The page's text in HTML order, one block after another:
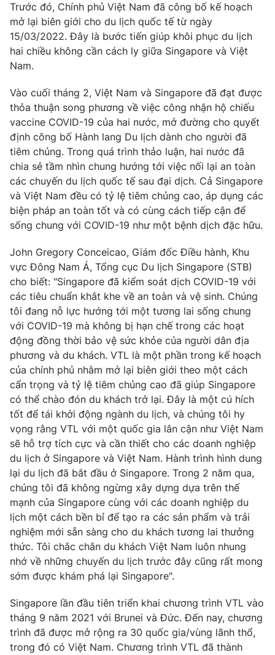
Khán giả
Giải sao mai
Âm nhạc
Sao
Du lịch
Làm đẹp
Chất lượng cuộc sống
Giáo dục
Tuyển sinh
Công nghệ
Hitech Công nghệ tương lai
Sản phẩm
Thị trường
Tư vấn
Giao lưu trực tuyến
Lịch phát sóng
Chuyên mục khác
Emagazine Podcast
Video Shorts video
VTV Money VTV Thể thao
VTV Sức khoẻ Bất động sản
Thị trường 24h Tấm lòng Việt
VTV4 Vươn mình bằng AI
VTV9 VTV8
Liên hệ tòa soạn English
THỜI BÁO VTV
Cơ quan chủ quản: Đài Truyền hình Việt Nam
Cơ quan báo chí:Thời báo VTV
Trước đó, Chính phủ Việt Nam đã công bố kế hoạch
mở lại biên giới cho du lịch quốc tế từ ngày
15/03/2022. Đây là bước tiến giúp khôi phục du lịch
hai chiều không cần cách ly giữa Singapore và Việt
Nam.
Vào cuối tháng 2, Việt Nam và Singapore đã đạt được
thỏa thuận song phương về việc công nhận hộ chiếu
vaccine COVID-19 của hai nước, mở đường cho quyết
định công bố Hành lang Du lịch dành cho người đã
tiêm chủng. Trong quá trình thảo luận, hai nước đã
chia sẻ tầm nhìn chung hướng tới việc nối lại an toàn
các chuyến du lịch quốc tế sau đại dịch. Cả Singapore
và Việt Nam đều có tỷ lệ tiêm chủng cao, áp dụng các
biện pháp an toàn tốt và có cùng cách tiếp cận để
sống chung với COVID-19 như một bệnh dịch đặc hữu.
John Gregory Conceicao, Giám đốc Điều hành, Khu
vực Đông Nam Á, Tổng cục Du lịch Singapore (STB)
cho biết: "Singapore đã kiểm soát dịch COVID-19 với
các tiêu chuẩn khắt khe về an toàn và vệ sinh. Chúng
tôi đang nỗ lực hướng tới một tương lai sống chung
với COVID-19 mà không bị hạn chế trong các hoạt
động đồng thời bảo vệ sức khỏe của người dân địa
phương và du khách. VTL là một phần trong kế hoạch
của chính phủ nhằm mở lại biên giới theo một cách
cẩn trọng và tỷ lệ tiêm chủng cao đã giúp Singapore
có thể chào đón du khách trở lại. Đây là một cú hích
tốt để tái khởi động ngành du lịch, và chúng tôi hy
vọng rằng VTL với một quốc gia lân cận như Việt Nam
sẽ hỗ trợ tích cực và cần thiết cho các doanh nghiệp
du lịch ở Singapore và Việt Nam. Hành trình hình dung
lại du lịch đã bắt đầu ở Singapore. Trong 2 năm qua,
chúng tôi đã không ngừng xây dựng dựa trên thế
mạnh của Singapore cùng với các doanh nghiệp du
lịch một cách bền bỉ để tạo ra các sản phẩm và trải
nghiệm mới sẵn sàng cho du khách tương lai thưởng
thức. Tôi chắc chắn du khách Việt Nam luôn nhung
nhớ về những chuyến du lịch trước đây cũng rất mong
sớm được khám phá lại Singapore".
Singapore lần đầu tiên triển khai chương trình VTL vào
tháng 9 năm 2021 với Brunei và Đức. Đến nay, chương
trình đã được mở rộng ra 30 quốc gia/vùng lãnh thổ,
trong đó có Việt Nam. Chương trình VTL đã thành